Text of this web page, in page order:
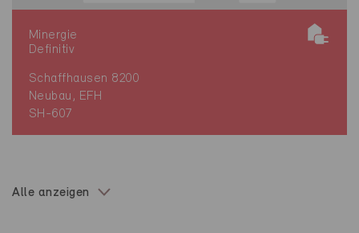
Minergie
Definitiv
Schaffhausen 8200
Neubau, EFH
SH-607
Alle anzeigen